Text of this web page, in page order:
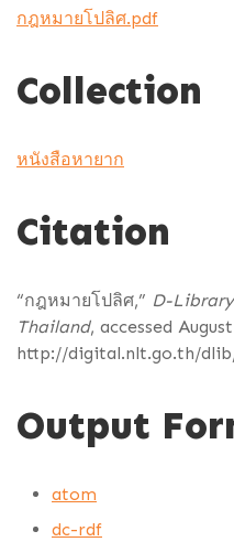
กฎหมายโปลิศ.pdf
Collection
หนังสือหายาก
Citation
“กฎหมายโปลิศ,” D-
Thailand, accessed
http://digital.nlt.go.th/
Output
atom
dc-rdf